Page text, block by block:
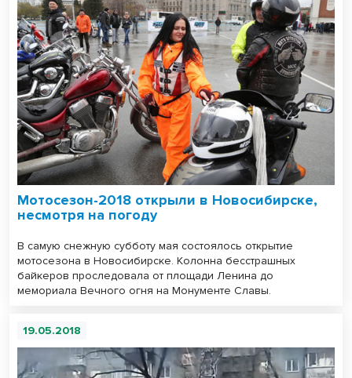
Мотосезон-2018 открыли в Новосибирске,
несмотря на погоду
В самую снежную субботу мая состоялось открытие
мотосезона в Новосибирске. Колонна бесстрашных
байкеров проследовала от площади Ленина до
мемориала Вечного огня на Монументе Славы.
19.05.2018